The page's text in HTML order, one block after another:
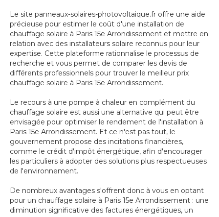
Le site panneaux-solaires-photovoltaique.fr offre une aide
précieuse pour estimer le coût d'une installation de
chauffage solaire à Paris 15e Arrondissement et mettre en
relation avec des installateurs solaire reconnus pour leur
expertise. Cette plateforme rationnalise le processus de
recherche et vous permet de comparer les devis de
différents professionnels pour trouver le meilleur prix
chauffage solaire à Paris 15e Arrondissement.
Le recours à une pompe à chaleur en complément du
chauffage solaire est aussi une alternative qui peut être
envisagée pour optimiser le rendement de l'installation à
Paris 15e Arrondissement. Et ce n'est pas tout, le
gouvernement propose des incitations financières,
comme le crédit d'impôt énergétique, afin d'encourager
les particuliers à adopter des solutions plus respectueuses
de l'environnement.
De nombreux avantages s'offrent donc à vous en optant
pour un chauffage solaire à Paris 15e Arrondissement : une
diminution significative des factures énergétiques, un